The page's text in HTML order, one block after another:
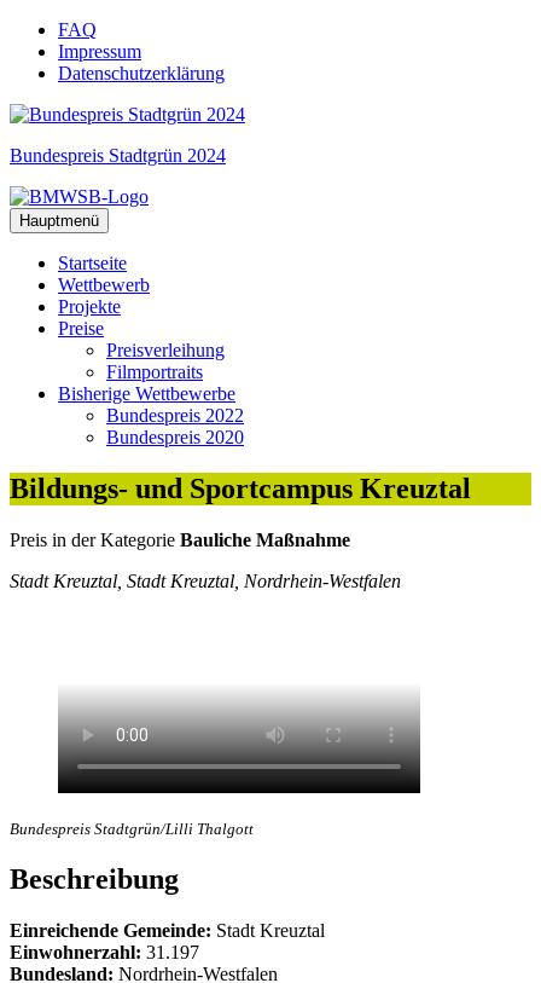
Zum
Inhalt
springen
FAQ
Impressum
Datenschutzerklärung
Bundespreis Stadtgrün 2024
Hauptmenü
Startseite
Wettbewerb
Projekte
Preise
Preisverleihung
Filmportraits
Bisherige Wettbewerbe
Bundespreis 2022
Bundespreis 2020
Bildungs- und Sportcampus Kreuztal
Preis in der Kategorie Bauliche Maßnahme
Stadt Kreuztal, Stadt Kreuztal, Nordrhein-Westfalen
Bundespreis Stadtgrün/Lilli Thalgott
Beschreibung
Einreichende Gemeinde: Stadt Kreuztal
Einwohnerzahl: 31.197
Bundesland: Nordrhein-Westfalen